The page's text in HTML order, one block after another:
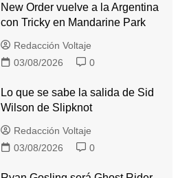
New Order vuelve a la Argentina
con Tricky en Mandarine Park
Redacción Voltaje
03/08/2026
0
Lo que se sabe la salida de Sid
Wilson de Slipknot
Redacción Voltaje
03/08/2026
0